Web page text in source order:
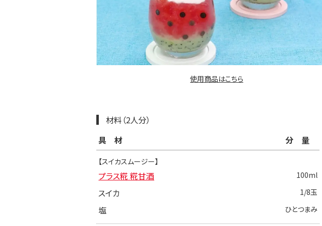
使用商品はこちら
材料（2人分）
具材
分量
【スイカスムージー】
プラス糀 糀甘酒 100ml
スイカ 1/8玉
塩 ひとつまみ